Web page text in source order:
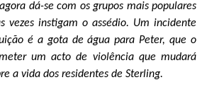
dá-se com os grupos mais populares
vezes instigam o assédio. Um incidente
é a gota de água para Peter, que o
um acto de violência que mudará
a vida dos residentes de Sterling.